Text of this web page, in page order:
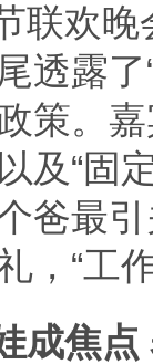
联欢
透露
策。
及“固
爸最
，“工
成焦